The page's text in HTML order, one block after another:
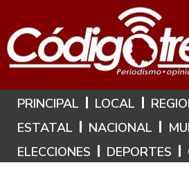
Hoy es: 8 de
PRINCIPAL LOCAL
ESTATAL
NACIONAL
ELECCIONES
DEPORTES